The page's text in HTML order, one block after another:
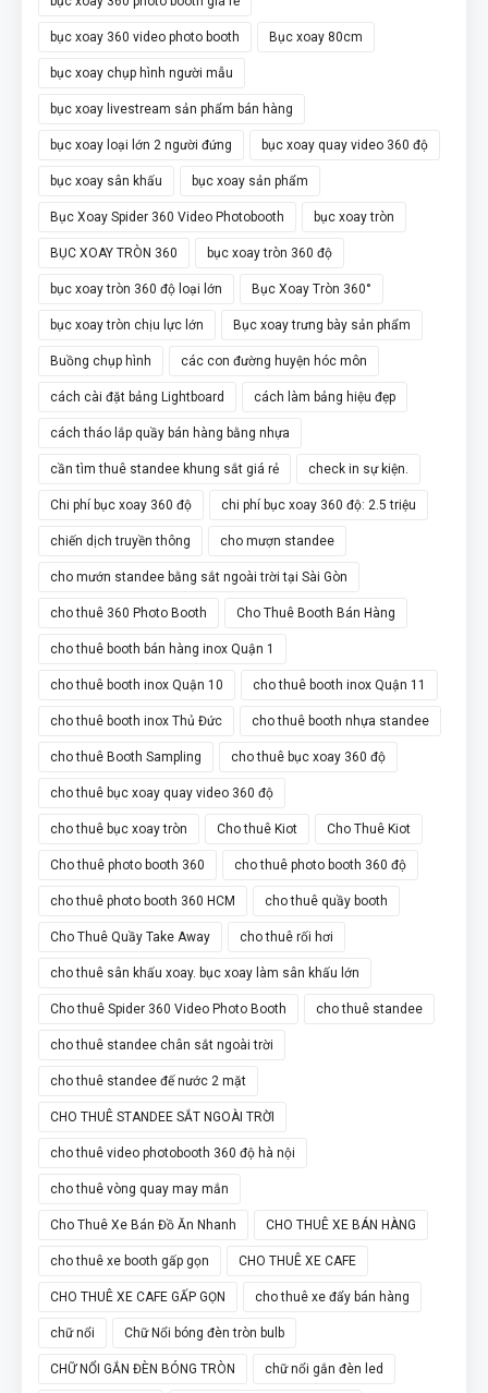
bục xoay 360 video photo booth Bục xoay 80cm
bục xoay chụp hình người mẫu
bục xoay livestream sản phẩm bán hàng
bục xoay loại lớn 2 người đứng bục xoay quay video 360 độ
bục xoay sân khấu bục xoay sản phẩm
Bục Xoay Spider 360 Video Photobooth bục xoay tròn
BỤC XOAY TRÒN 360 bục xoay tròn 360 độ
bục xoay tròn 360 độ loại lớn Bục Xoay Tròn 360°
bục xoay tròn chịu lực lớn Bục xoay trưng bày sản phẩm
Buồng chụp hình các con đường huyện hóc môn
cách cài đặt bảng Lightboard cách làm bảng hiệu đẹp
cách tháo lắp quầy bán hàng bằng nhựa
cần tìm thuê standee khung sắt giá rẻ check in sự kiện.
Chi phí bục xoay 360 độ chi phí bục xoay 360 độ: 2.5 triệu
chiến dịch truyền thông cho mượn standee
cho mướn standee bằng sắt ngoài trời tại Sài Gòn
cho thuê 360 Photo Booth Cho Thuê Booth Bán Hàng
cho thuê booth bán hàng inox Quận 1
cho thuê booth inox Quận 10 cho thuê booth inox Quận 11
cho thuê booth inox Thủ Đức cho thuê booth nhựa standee
cho thuê Booth Sampling cho thuê bục xoay 360 độ
cho thuê bục xoay quay video 360 độ
cho thuê bục xoay tròn Cho thuê Kiot Cho Thuê Kiot
Cho thuê photo booth 360 cho thuê photo booth 360 độ
cho thuê photo booth 360 HCM cho thuê quầy booth
Cho Thuê Quầy Take Away cho thuê rối hơi
cho thuê sân khấu xoay. bục xoay làm sân khấu lớn
Cho thuê Spider 360 Video Photo Booth cho thuê standee
cho thuê standee chân sắt ngoài trời
cho thuê standee đế nước 2 mặt
CHO THUÊ STANDEE SẮT NGOÀI TRỜI
cho thuê video photobooth 360 độ hà nội
cho thuê vòng quay may mắn
Cho Thuê Xe Bán Đồ Ăn Nhanh CHO THUÊ XE BÁN HÀNG
cho thuê xe booth gấp gọn CHO THUÊ XE CAFE
CHO THUÊ XE CAFE GẤP GỌN cho thuê xe đẩy bán hàng
chữ nổi Chữ Nổi bóng đèn tròn bulb
CHỮ NỔI GẮN ĐÈN BÓNG TRÒN chữ nổi gắn đèn led